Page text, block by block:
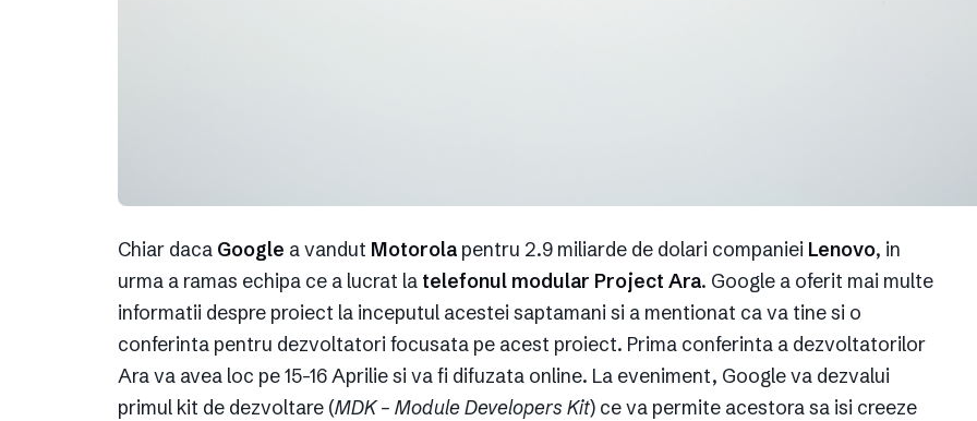
Chiar daca Google a vandut Motorola pentru 2.9 miliarde de dolari companiei Lenovo, in
urma a ramas echipa ce a lucrat la telefonul modular Project Ara. Google a oferit mai multe
informatii despre proiect la inceputul acestei saptamani si a mentionat ca va tine si o
conferinta pentru dezvoltatori focusata pe acest proiect. Prima conferinta a dezvoltatorilor
Ara va avea loc pe 15-16 Aprilie si va fi difuzata online. La eveniment, Google va dezvalui
primul kit de dezvoltare (MDK – Module Developers Kit) ce va permite acestora sa isi creeze